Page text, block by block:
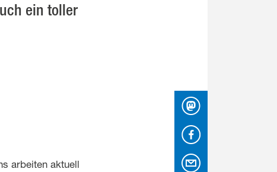
ein toller
arbeiten aktuell